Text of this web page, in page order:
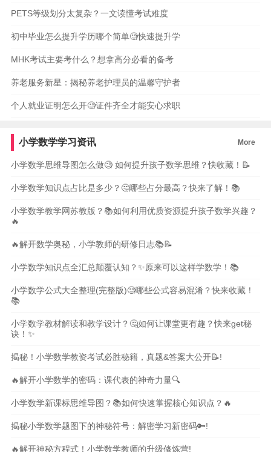
PETS等级划分太复杂？一文读懂考试难度
初中毕业怎么提升学历哪个简单🧐快速提升学
MHK考试主要考什么？想拿高分必看的备考
养老服务新星：揭秘养老护理员的温馨守护者
个人就业证明怎么开🧐证件齐全才能安心求职
小学数学学习资讯 More
小学数学思维导图怎么做🧐 如何提升孩子数学思维？快收藏！📝
小学数学知识点占比是多少？🤔哪些占分最高？快来了解！📚
小学数学教学网苏教版？📚如何利用优质资源提升孩子数学兴趣？
🔥
🔥解开数学奥秘，小学教师的研修日志📚📝
小学数学知识点全汇总颠覆认知？✨原来可以这样学数学！📚
小学数学公式大全整理(完整版)🧐哪些公式容易混淆？快来收藏！
📚
小学数学教材解读和教学设计？🤔如何让课堂更有趣？快来get秘
诀！✨
揭秘！小学数学教资考试必胜秘籍，真题&答案大公开📝!
🔥解开小学数学的密码：课代表的神奇力量🔍
小学数学新课标思维导图？📚如何快速掌握核心知识点？🔥
揭秘小学数学题图下的神秘符号：解密学习新密码🔑!
🔥解开神秘方程式！小学数学教师的升级修炼营!